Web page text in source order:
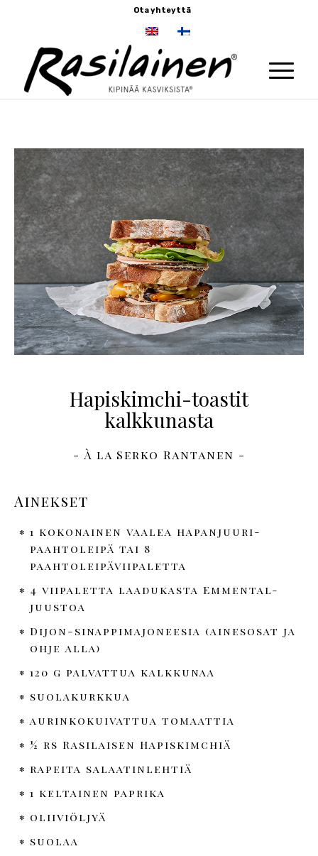
Ota yhteyttä
Hapiskimchi-toastit
kalkkunasta
- À la Serko Rantanen -
Ainekset
1 kokonainen vaalea hapanjuuri-
paahtoleipä tai 8
paahtoleipäviipaletta
4 viipaletta laadukasta Emmental-
juustoa
Dijon-sinappimajoneesia (ainesosat ja
ohje alla)
120 g palvattua kalkkunaa
suolakurkkua
aurinkokuivattua tomaattia
½ rs Rasilaisen Hapiskimchiä
rapeita salaatinlehtiä
1 keltainen paprika
oliiviöljyä
suolaa